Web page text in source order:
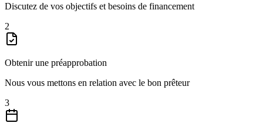
Discutez de vos objectifs et besoins de financement
2
Obtenir une préapprobation
Nous vous mettons en relation avec le bon prêteur
3